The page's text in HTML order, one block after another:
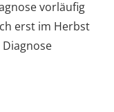
vorläufig
erst im Herbst